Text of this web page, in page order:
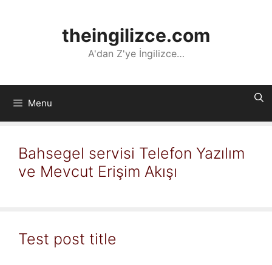
theingilizce.com
A'dan Z'ye İngilizce…
Menu
Bahsegel servisi Telefon Yazılım
ve Mevcut Erişim Akışı
Test post title